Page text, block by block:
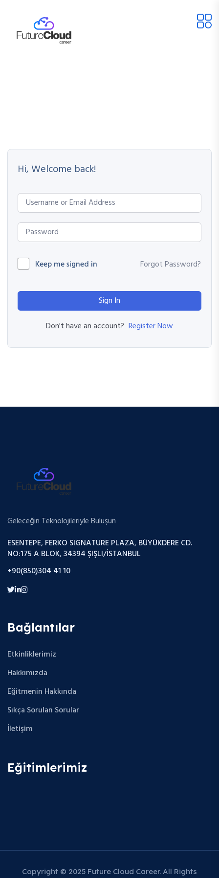
Hi, Welcome back!
Keep me signed in Forgot Password?
Sign In
Don't have an account? Register Now
Geleceğin Teknolojileriyle Buluşun
ESENTEPE, FERKO SIGNATURE PLAZA, BÜYÜKDERE CD.
NO:175 A BLOK, 34394 ŞIŞLI/İSTANBUL
+90(850)304 41 10
Bağlantılar
Etkinliklerimiz
Hakkımızda
Eğitmenin Hakkında
Sıkça Sorulan Sorular
İletişim
Eğitimlerimiz
Copyright © 2025 Future Cloud Career. All Rights